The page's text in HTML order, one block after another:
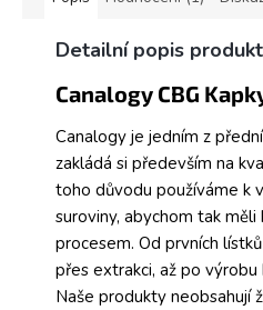
Detailní popis
Canalogy CBG
Canalogy je jedním z
zakládá si především na
toho důvodu používáme k
suroviny, abychom tak
procesem. Od prvních
přes extrakci, až po
Naše produkty neobsahují